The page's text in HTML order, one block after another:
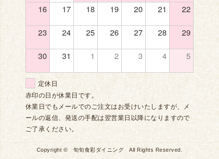
16 17 18 19 20 21 22
23 24 25 26 27 28 29
30 31 1 2 3 4 5
定休日
赤印の日が休業日です。
休業日でもメールでのご注文はお受けいたしますが、メ
ールの返信、発送の手配は翌営業日以降になりますので
ご了承ください。
Copyright © 旬旬食彩ダイニング All Rights Reserved.